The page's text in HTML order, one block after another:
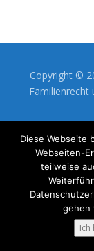
Copyright ©
Familienrecht
Diese Webseite
Webseiten-
teilweise
gehen
Ich